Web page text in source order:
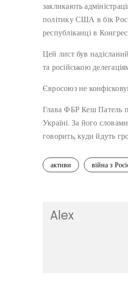
закликають
політику США в бік
республіканці в
Цей лист був
та російською
Євросоюз не
Глава ФБР Кеш Патель
Україні. За його
говорить, куди йдуть
активи війна з
Alex